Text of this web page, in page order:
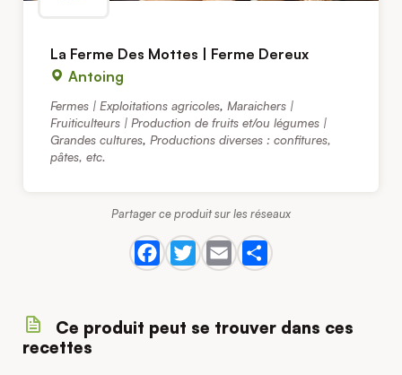
La Ferme Des Mottes | Ferme Dereux
Antoing
Fermes | Exploitations agricoles, Maraichers |
Fruiticulteurs | Production de fruits et/ou légumes |
Grandes cultures, Productions diverses : confitures,
pâtes, etc.
Partager ce produit sur les réseaux
Ce produit peut se trouver dans ces
recettes